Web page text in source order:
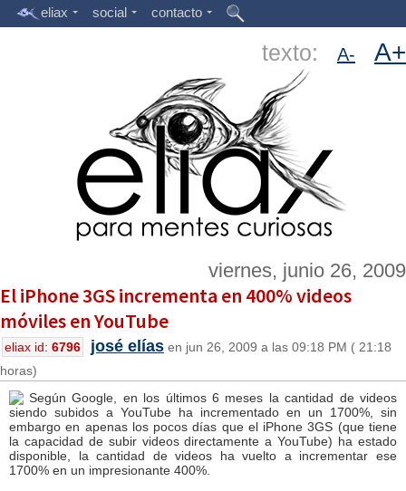
eliax social contacto
texto: A- A+
viernes, junio 26, 2009
El iPhone 3GS incrementa en 400% videos
móviles en YouTube
eliax id: 6796 josé elías en jun 26, 2009 a las 09:18 PM ( 21:18
horas)
Según Google, en los últimos 6 meses la cantidad de videos
siendo subidos a YouTube ha incrementado en un 1700%, sin
embargo en apenas los pocos días que el iPhone 3GS (que tiene
la capacidad de subir videos directamente a YouTube) ha estado
disponible, la cantidad de videos ha vuelto a incrementar ese
1700% en un impresionante 400%.